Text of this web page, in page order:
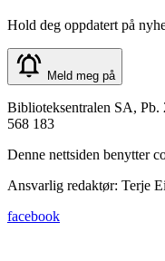
Hold deg oppdatert på
Meld meg på
Biblioteksentralen SA,
568 183
Denne nettsiden benytter
Ansvarlig redaktør: Terje
facebook